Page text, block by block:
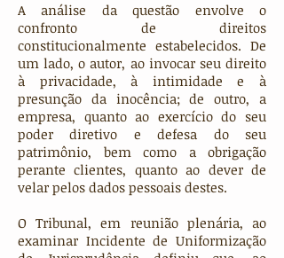
A análise da questão envolve o
confronto de direitos
constitucionalmente estabelecidos. De
um lado, o autor, ao invocar seu direito
à privacidade, à intimidade e à
presunção da inocência; de outro, a
empresa, quanto ao exercício do seu
poder diretivo e defesa do seu
patrimônio, bem como a obrigação
perante clientes, quanto ao dever de
velar pelos dados pessoais destes.
O Tribunal, em reunião plenária, ao
examinar Incidente de Uniformização